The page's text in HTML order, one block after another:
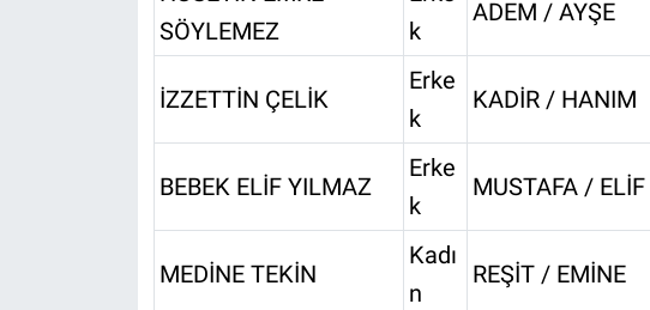
SÖYLEMEZ
k
ADEM / AYŞE
İZZETTİN ÇELİK
Erke
k
KADİR / HANIM
BEBEK ELİF YILMAZ
Erke
k
MUSTAFA / ELİF
MEDİNE TEKİN
Kadı
n
REŞİT / EMİNE